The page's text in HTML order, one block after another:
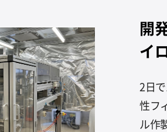
開
イ
2日
性フ
ル作